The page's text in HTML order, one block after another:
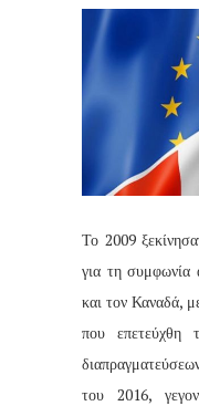
Το 2009
για τη
και τον Καναδά,
που
του 2016,